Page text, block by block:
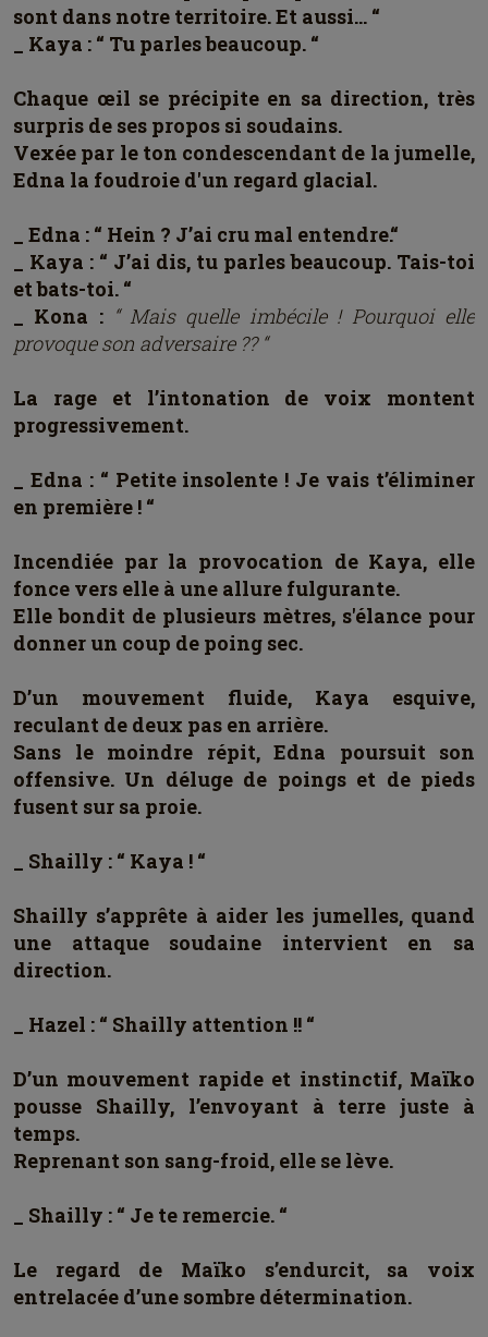
sont dans notre territoire. Et aussi… “
_ Kaya : “ Tu parles beaucoup. “
Chaque œil se précipite en sa direction, très
surpris de ses propos si soudains.
Vexée par le ton condescendant de la jumelle,
Edna la foudroie d'un regard glacial.
_ Edna : “ Hein ? J’ai cru mal entendre.“
_ Kaya : “ J’ai dis, tu parles beaucoup. Tais-toi
et bats-toi. “
_ Kona : “ Mais quelle imbécile ! Pourquoi elle
provoque son adversaire ?? “
La rage et l’intonation de voix montent
progressivement.
_ Edna : “ Petite insolente ! Je vais t’éliminer
en première ! “
Incendiée par la provocation de Kaya, elle
fonce vers elle à une allure fulgurante.
Elle bondit de plusieurs mètres, s'élance pour
donner un coup de poing sec.
D’un mouvement fluide, Kaya esquive,
reculant de deux pas en arrière.
Sans le moindre répit, Edna poursuit son
offensive. Un déluge de poings et de pieds
fusent sur sa proie.
_ Shailly : “ Kaya ! “
Shailly s’apprête à aider les jumelles, quand
une attaque soudaine intervient en sa
direction.
_ Hazel : “ Shailly attention !! “
D’un mouvement rapide et instinctif, Maïko
pousse Shailly, l’envoyant à terre juste à
temps.
Reprenant son sang-froid, elle se lève.
_ Shailly : “ Je te remercie. “
Le regard de Maïko s’endurcit, sa voix
entrelacée d’une sombre détermination.